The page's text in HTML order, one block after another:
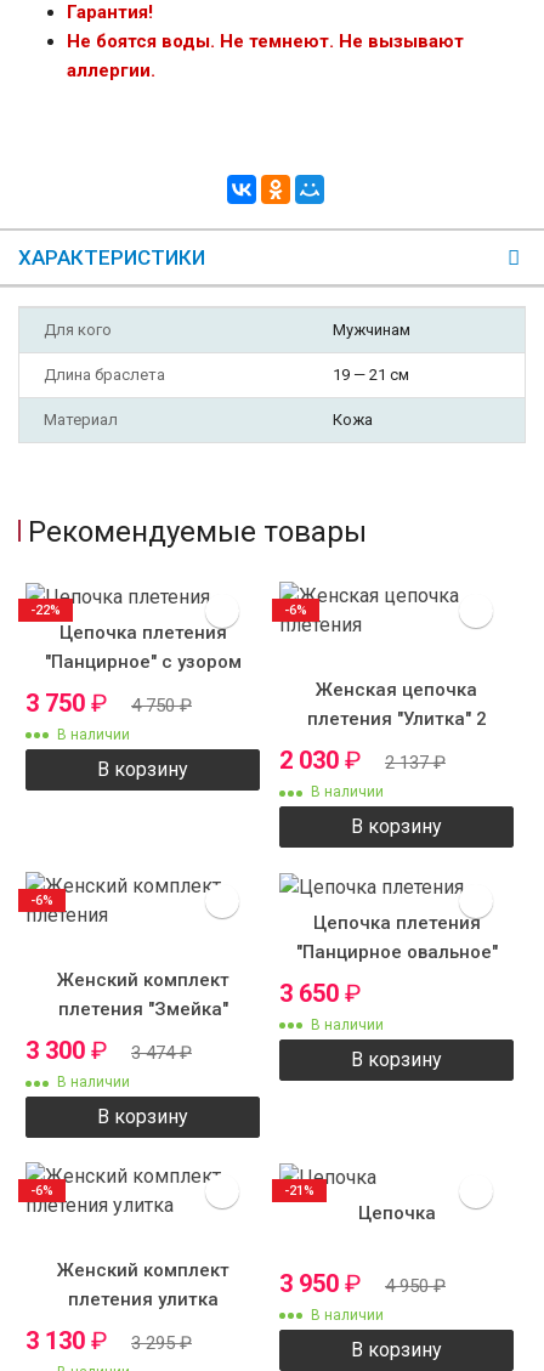
Гарантия!
Не боятся воды. Не темнеют. Не вызывают
аллергии.
ХАРАКТЕРИСТИКИ
Для кого Мужчинам
Длина браслета 19 — 21 см
Материал Кожа
Рекомендуемые товары
Цепочка плетения
"Панцирное" с узором
3 750 ₽ 4 750₽
В наличии
В корзину
-22%
Женская цепочка
плетения "Улитка" 2
2 030 ₽ 2 137₽
В наличии
В корзину
-6%
Женский комплект
плетения "Змейка"
3 300 ₽ 3 474₽
В наличии
В корзину
-6%
Цепочка плетения
"Панцирное овальное"
3 650 ₽
В наличии
В корзину
Женский комплект
плетения улитка
3 130 ₽ 3 295₽
-6%
Цепочка
3 950 ₽ 4 950₽
В наличии
В корзину
-21%